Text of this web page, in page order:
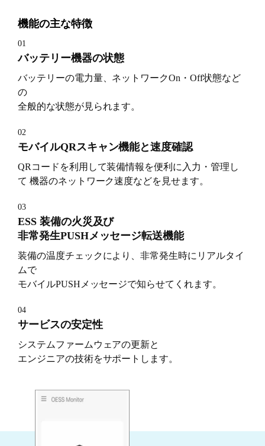
機能の主な特徴
01
バッテリー機器の状態
バッテリーの電力量、ネットワークOn・Off状態など
の
全般的な状態が見られます。
02
モバイルQRスキャン機能と速度確認
QRコードを利用して装備情報を便利に入力・管理し
て 機器のネットワーク速度などを見せます。
03
ESS 装備の火災及び
非常発生PUSHメッセージ転送機能
装備の温度チェックにより、非常発生時にリアルタイ
ムで
モバイルPUSHメッセージで知らせてくれます。
04
サービスの安定性
システムファームウェアの更新と
エンジニアの技術をサポートします。